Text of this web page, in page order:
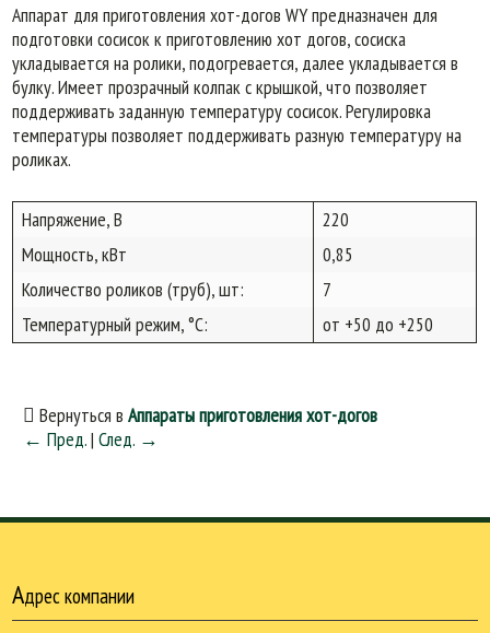
Аппарат для приготовления хот-догов WY предназначен для
подготовки сосисок к приготовлению хот догов, сосиска
укладывается на ролики, подогревается, далее укладывается в
булку. Имеет прозрачный колпак с крышкой, что позволяет
поддерживать заданную температуру сосисок. Регулировка
температуры позволяет поддерживать разную температуру на
роликах.
Напряжение, В
220
Мощность, кВт
0,85
Количество роликов (труб), шт:
7
Температурный режим, °С:
от +50 до +250
Вернуться вАппараты приготовления хот-догов
← Пред.|След. →
Адрес компании